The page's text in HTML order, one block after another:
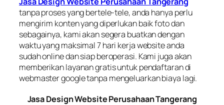
tanpa proses yang bertele-tele, anda hanya perlu
mengirim konten yang diperlukan baik foto dan
sebagainya, kami akan segera buatkan dengan
waktu yang maksimal 7 hari kerja website anda
sudahonlinedan siap beroperasi. Kami juga akan
memberikan layanan gratis untuk pendaftaran di
webmaster googletanpa mengeluarkan biaya lagi.
Jasa Design Website Perusahaan Tangerang